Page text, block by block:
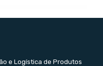
e Logística de Produtos